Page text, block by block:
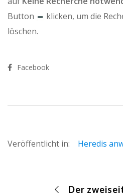
Button
klicken, um die
löschen.
Facebook
Veröffentlicht in: Heredis
Der